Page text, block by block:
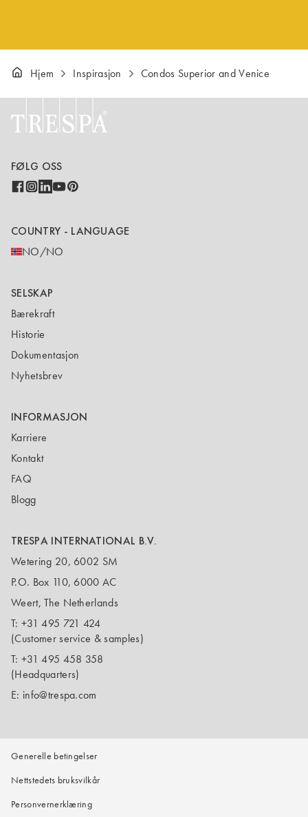
Hjem Inspirasjon Condos Superior and Venice
FØLG OSS
COUNTRY - LANGUAGE
NO/NO
SELSKAP
Bærekraft
Historie
Dokumentasjon
Nyhetsbrev
INFORMASJON
Karriere
Kontakt
FAQ
Blogg
TRESPA INTERNATIONAL B.V.
Wetering 20, 6002 SM
P.O. Box 110, 6000 AC
Weert, The Netherlands
T: +31 495 721 424
(Customer service & samples)
T: +31 495 458 358
(Headquarters)
E: info@trespa.com
Generelle betingelser
Nettstedets bruksvilkår
Personvernerklæring